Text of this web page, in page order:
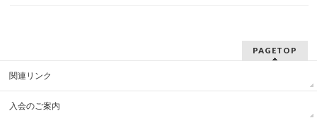
PAGETOP
関連リンク
入会のご案内